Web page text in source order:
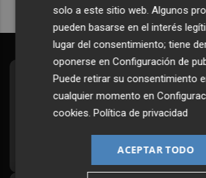
Suscríbete al
Todos los días a primera hora
solo a este sitio web. Algunos
pueden basarse en el interés
lugar del consentimiento; tiene
oponerse enConfiguración de
Puede retirar su consentimiento
cualquier momento en
cookies.Política de privacidad
ACEPTAR TODO